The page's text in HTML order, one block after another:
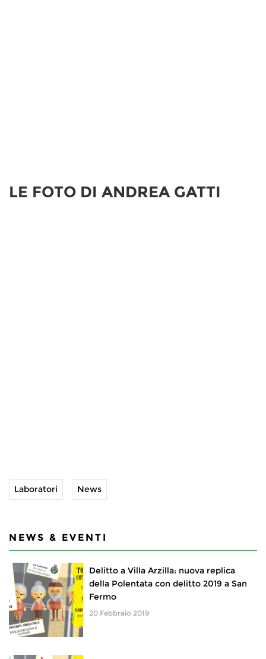
LE FOTO DI ANDREA GATTI
Laboratori News
NEWS & EVENTI
Delitto a Villa Arzilla: nuova replica
della Polentata con delitto 2019 a San
Fermo
20 Febbraio 2019